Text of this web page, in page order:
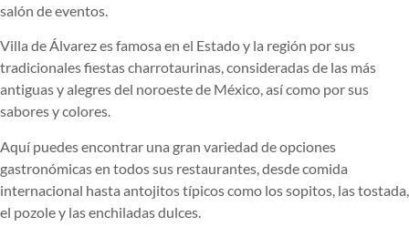
salón de eventos.
Villa de Álvarez es famosa en el Estado y la región por sus
tradicionales fiestas charrotaurinas, consideradas de las más
antiguas y alegres del noroeste de México, así como por sus
sabores y colores.
Aquí puedes encontrar una gran variedad de opciones
gastronómicas en todos sus restaurantes, desde comida
internacional hasta antojitos típicos como los sopitos, las tostada,
el pozole y las enchiladas dulces.